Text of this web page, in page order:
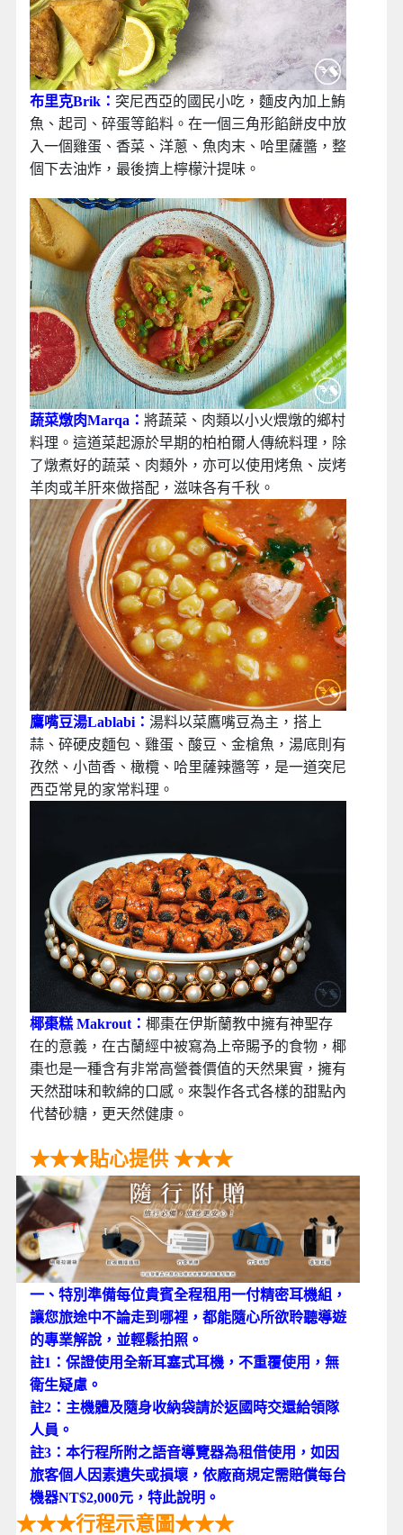
布里克Brik： 突尼西亞的國民小吃，麵皮內加上鮪
魚、起司、碎蛋等餡料。在一個三角形餡餅皮中放
入一個雞蛋、香菜、洋蔥、魚肉末、哈里薩醬，整
個下去油炸，最後擠上檸檬汁提味。
蔬菜燉肉Marqa： 將蔬菜、肉類以小火煨燉的鄉村
料理。這道菜起源於早期的柏柏爾人傳統料理，除
了燉煮好的蔬菜、肉類外，亦可以使用烤魚、炭烤
羊肉或羊肝來做搭配，滋味各有千秋。
鷹嘴豆湯Lablabi： 湯料以菜鷹嘴豆為主，搭上
蒜、碎硬皮麵包、雞蛋、酸豆、金槍魚，湯底則有
孜然、小茴香、橄欖、哈里薩辣醬等，是一道突尼
西亞常見的家常料理。
椰棗糕 Makrout： 椰棗在伊斯蘭教中擁有神聖存
在的意義，在古蘭經中被寫為上帝賜予的食物，椰
棗也是一種含有非常高營養價值的天然果實，擁有
天然甜味和軟綿的口感。來製作各式各樣的甜點內
代替砂糖，更天然健康。
★★★貼心提供 ★★★
一、特別準備每位貴賓全程租用一付精密耳機組，
讓您旅途中不論走到哪裡，都能隨心所欲聆聽導遊
的專業解說，並輕鬆拍照。
註1：保證使用全新耳塞式耳機，不重覆使用，無
衛生疑慮。
註2：主機體及隨身收納袋請於返國時交還給領隊
人員。
註3：本行程所附之語音導覽器為租借使用，如因
旅客個人因素遺失或損壞，依廠商規定需賠償每台
機器NT$2,000元，特此說明。
★★★行程示意圖★★★